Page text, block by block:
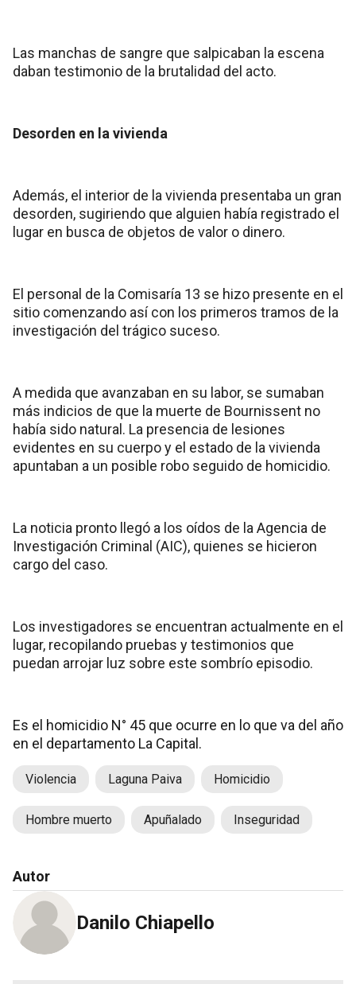
Las manchas de sangre que salpicaban la escena
daban testimonio de la brutalidad del acto.
Desorden en la vivienda
Además, el interior de la vivienda presentaba un gran
desorden, sugiriendo que alguien había registrado el
lugar en busca de objetos de valor o dinero.
El personal de la Comisaría 13 se hizo presente en el
sitio comenzando así con los primeros tramos de la
investigación del trágico suceso.
A medida que avanzaban en su labor, se sumaban
más indicios de que la muerte de Bournissent no
había sido natural. La presencia de lesiones
evidentes en su cuerpo y el estado de la vivienda
apuntaban a un posible robo seguido de homicidio.
La noticia pronto llegó a los oídos de la Agencia de
Investigación Criminal (AIC), quienes se hicieron
cargo del caso.
Los investigadores se encuentran actualmente en el
lugar, recopilando pruebas y testimonios que
puedan arrojar luz sobre este sombrío episodio.
Es el homicidio N° 45 que ocurre en lo que va del año
en el departamento La Capital.
Violencia Laguna Paiva Homicidio
Hombre muerto Apuñalado Inseguridad
Autor
Danilo Chiapello